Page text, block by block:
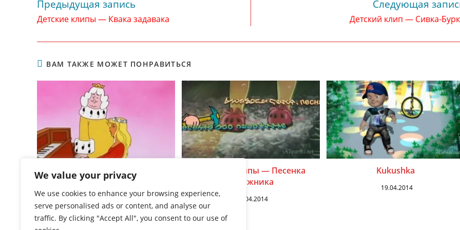
We value your privacy
We use cookies to enhance your browsing experience,
serve personalised ads or content, and analyse our
traffic. By clicking "Accept All", you consent to our use of
Читать
далее
статьи
Предыдущая запись
Детские клипы — Квака задавака
Следующая
Детский клип — Сивка-
ВАМ ТАКЖЕ МОЖЕТ ПОНРАВИТЬСЯ
Попурри песен Юрия Энтина
Детские клипы — Песенка
сапожника
06.04.2014
Kukushka
19.04.2014